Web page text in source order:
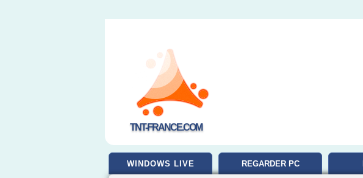
TNT-FRANCE.COM
WINDOWS LIVE REGARDER PC